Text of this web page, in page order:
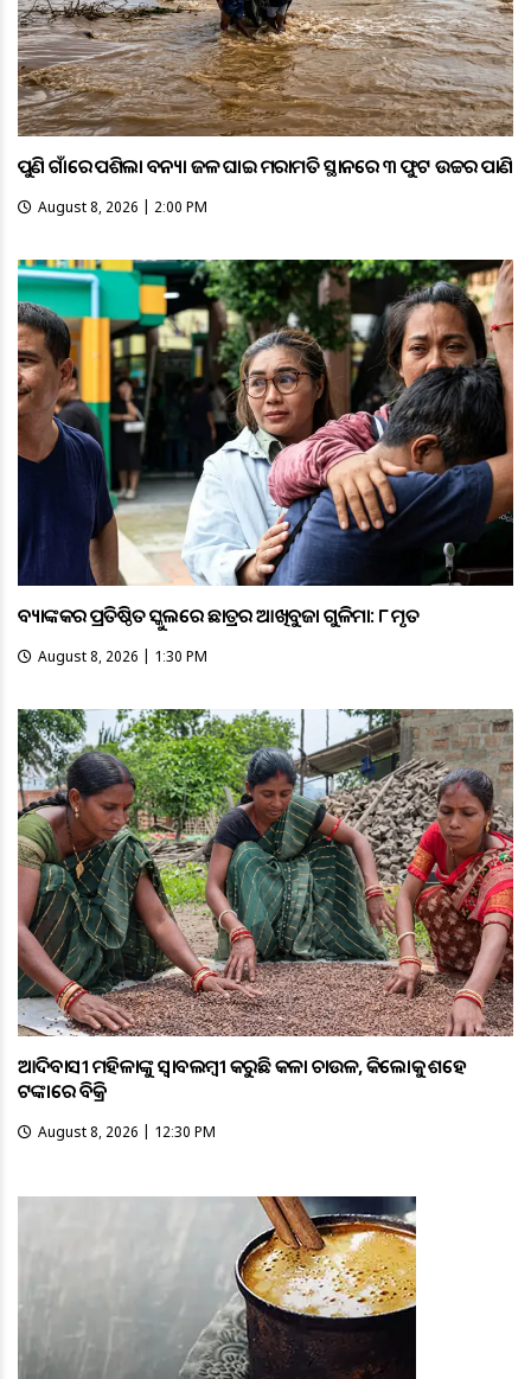
ପୁଣି ଗାଁରେ ପଶିଲା ବନ୍ୟା ଜଳ ଘାଇ ମରାମତି ସ୍ଥାନରେ ୩ ଫୁଟ ଉଚ୍ଚର ପାଣି
August 8, 2026 | 2:00 PM
ବ୍ୟାଙ୍କକର ପ୍ରତିଷ୍ଠିତ ସ୍କୁଲରେ ଛାତ୍ରର ଆଖିବୁଜା ଗୁଳିମାଡ଼: ୮ ମୃତ
August 8, 2026 | 1:30 PM
ଆଦିବାସୀ ମହିଳାଙ୍କୁ ସ୍ଵାବଲମ୍ଵୀ କରୁଛି କଳା ଚାଉଳ, କିଲୋକୁ ଶହେ
ଟଙ୍କାରେ ବିକ୍ରି
August 8, 2026 | 12:30 PM